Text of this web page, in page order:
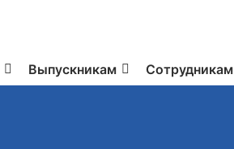
Выпускникам Сотрудникам